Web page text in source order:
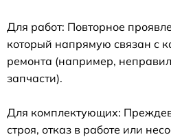
Для работ: Повторное
который напрямую связан с
ремонта (например,
запчасти).
Для комплектующих:
строя, отказ в работе или